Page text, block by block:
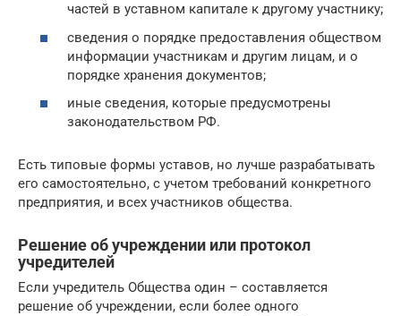
частей в уставном капитале к другому участнику;
сведения о порядке предоставления обществом
информации участникам и другим лицам, и о
порядке хранения документов;
иные сведения, которые предусмотрены
законодательством РФ.
Есть типовые формы уставов, но лучше разрабатывать
его самостоятельно, с учетом требований конкретного
предприятия, и всех участников общества.
Решение об учреждении или протокол
учредителей
Если учредитель Общества один – составляется
решение об учреждении, если более одного